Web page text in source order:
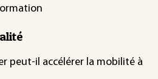
peut-il accélérer la mobilité à